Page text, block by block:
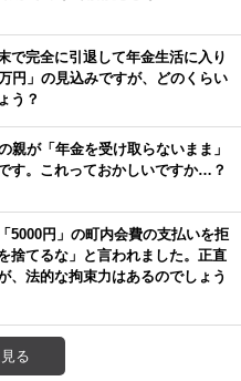
で完全に引退して年金生活に入り
円」の見込みですが、どのくらい
う？
親が「年金を受け取らないまま」
す。これっておかしいですか…？
5000円」の町内会費の支払いを拒
捨てるな」と言われました。正直
、法的な拘束力はあるのでしょう
る